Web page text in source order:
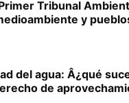
Eventos
Tribunal
y
del agua: Â¿qué
de